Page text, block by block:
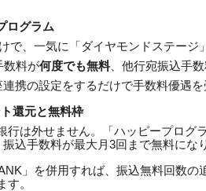
ログラム
で、一気に「ダイヤモンドステージ
数料が何度でも無料、他行宛振込手数
携の設定をするだけで手数料優遇を
還元と無料枠
は外せません。「ハッピープログ
込手数料が最大月3回まで無料にな
」を併用すれば、振込無料回数の
。